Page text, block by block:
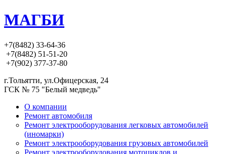
МАГБИ
+7(8482) 33-64-36
+7(8482) 51-51-20
+7(902) 377-37-80
г.Тольятти, ул.Офицерская, 24
ГСК № 75 "Белый медведь"
О компании
Ремонт автомобиля
Ремонт электрооборудования легковых автомобилей
(иномарки)
Ремонт электрооборудования грузовых автомобилей
Ремонт электрооборудования мотоциклов и